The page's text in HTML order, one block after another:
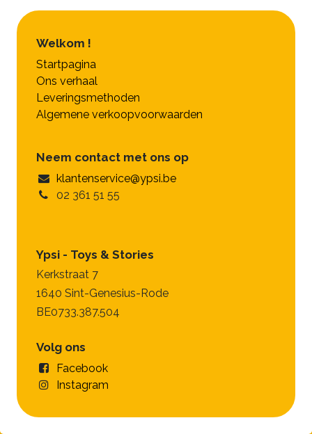
Welkom !
Startpagina
Ons verhaal
Leveringsmethoden
Algemene verkoopvoorwaarden
Neem contact met ons op
klantenservice@ypsi.be
02 361 51 55
Ypsi - Toys & Stories
Kerkstraat 7
1640 Sint-Genesius-Rode
BE0733.387.504
Volg ons
Facebook
Instagram